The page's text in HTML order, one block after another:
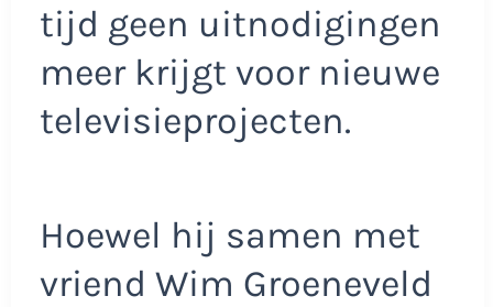
tijd geen uitnodigingen
meer krijgt voor nieuwe
televisieprojecten.
Hoewel hij samen met
vriend Wim Groeneveld